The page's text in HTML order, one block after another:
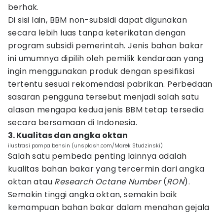
berhak.
Di sisi lain, BBM non-subsidi dapat digunakan
secara lebih luas tanpa keterikatan dengan
program subsidi pemerintah. Jenis bahan bakar
ini umumnya dipilih oleh pemilik kendaraan yang
ingin menggunakan produk dengan spesifikasi
tertentu sesuai rekomendasi pabrikan. Perbedaan
sasaran pengguna tersebut menjadi salah satu
alasan mengapa kedua jenis BBM tetap tersedia
secara bersamaan di Indonesia.
3. Kualitas dan angka oktan
ilustrasi pompa bensin (unsplash.com/Marek Studzinski)
Salah satu pembeda penting lainnya adalah
kualitas bahan bakar yang tercermin dari angka
oktan atau Research Octane Number(RON).
Semakin tinggi angka oktan, semakin baik
kemampuan bahan bakar dalam menahan gejala